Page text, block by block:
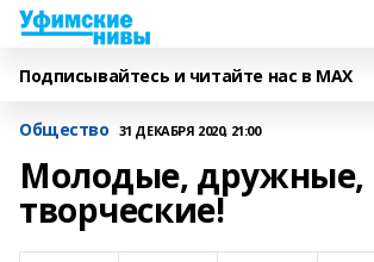
Подписывайтесь и читайте нас в MAX
Общество 31 ДЕКАБРЯ 2020, 21:00
Молодые, дружные,
творческие!